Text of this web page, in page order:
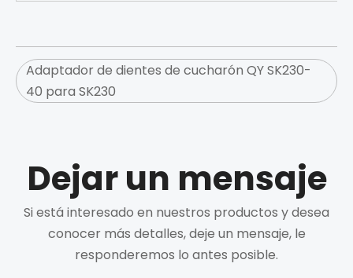
Adaptador de dientes de cucharón QY SK230-
40 para SK230
Dejar un mensaje
Si está interesado en nuestros productos y desea
conocer más detalles, deje un mensaje, le
responderemos lo antes posible.